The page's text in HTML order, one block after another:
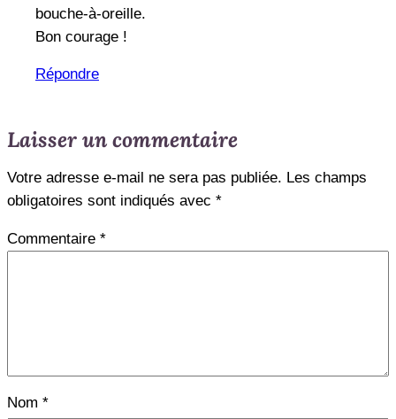
bouche-à-oreille.
Bon courage !
Répondre
Laisser un commentaire
Votre adresse e-mail ne sera pas publiée. Les champs
obligatoires sont indiqués avec *
Commentaire *
Nom *